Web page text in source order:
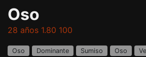
Oso
28 años 1.80 100
Oso Dominante Sumiso Oso